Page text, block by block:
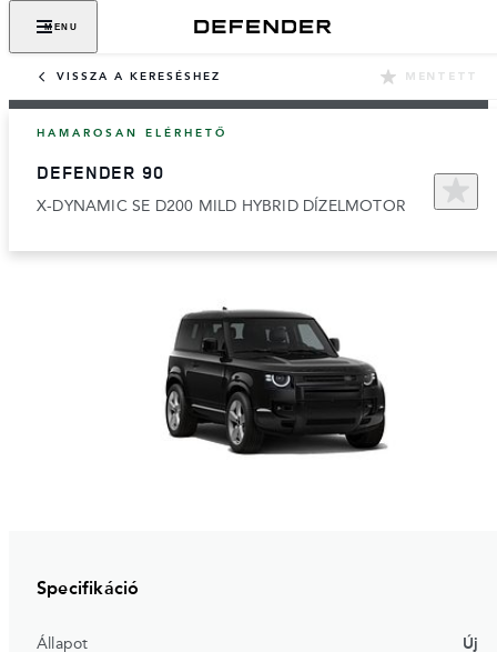
MENU
VISSZA A KERESÉSHEZ MENTETT
HAMAROSAN ELÉRHETŐ
DEFENDER 90
X-DYNAMIC SE D200 MILD HYBRID DÍZELMOTOR
Specifikáció
Állapot Új